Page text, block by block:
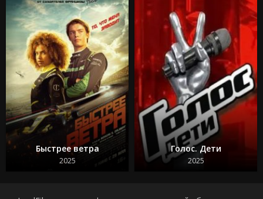
Быстрее ветра
2025
Голос. Дети
2025